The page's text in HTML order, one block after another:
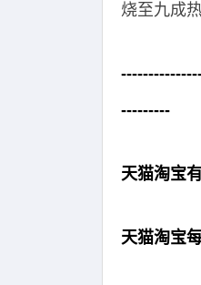
烧至九成
---------
天猫淘宝
天猫淘宝